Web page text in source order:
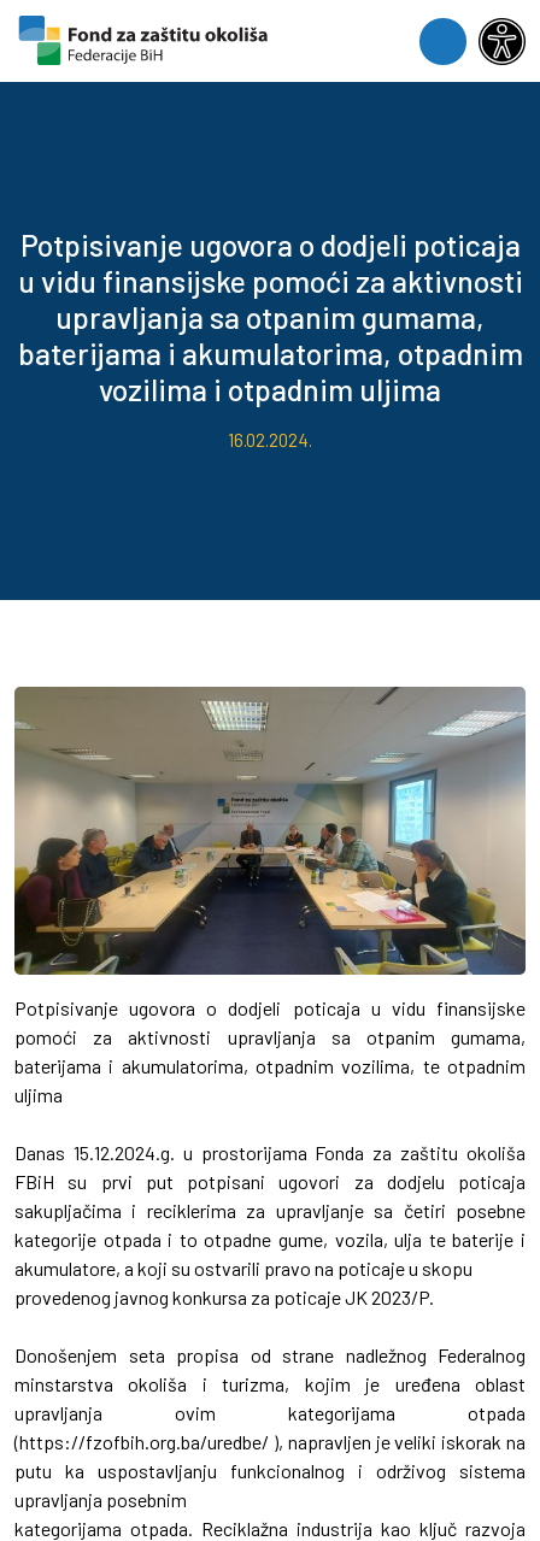
Skip to content
Skip to footer
Menu
Potpisivanje ugovora o dodjeli poticaja
u vidu finansijske pomoći za aktivnosti
upravljanja sa otpanim gumama,
baterijama i akumulatorima, otpadnim
vozilima i otpadnim uljima
16.02.2024.
Potpisivanje ugovora o dodjeli poticaja u vidu finansijske
pomoći za aktivnosti upravljanja sa otpanim gumama,
baterijama i akumulatorima, otpadnim vozilima, te otpadnim
uljima
Danas 15.12.2024.g. u prostorijama Fonda za zaštitu okoliša
FBiH su prvi put potpisani ugovori za dodjelu poticaja
sakupljačima i reciklerima za upravljanje sa četiri posebne
kategorije otpada i to otpadne gume, vozila, ulja te baterije i
akumulatore, a koji su ostvarili pravo na poticaje u skopu
provedenog javnog konkursa za poticaje JK 2023/P.
Donošenjem seta propisa od strane nadležnog Federalnog
minstarstva okoliša i turizma, kojim je uređena oblast
upravljanja ovim kategorijama otpada
(https://fzofbih.org.ba/uredbe/ ), napravljen je veliki iskorak na
putu ka uspostavljanju funkcionalnog i održivog sistema
upravljanja posebnim
kategorijama otpada. Reciklažna industrija kao ključ razvoja